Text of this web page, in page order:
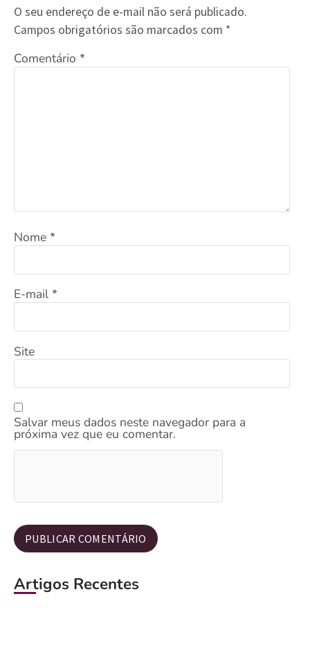
O seu endereço de e-mail não será publicado.
Campos obrigatórios são marcados com *
Comentário *
Nome *
E-mail *
Site
Salvar meus dados neste navegador para a
próxima vez que eu comentar.
Artigos Recentes